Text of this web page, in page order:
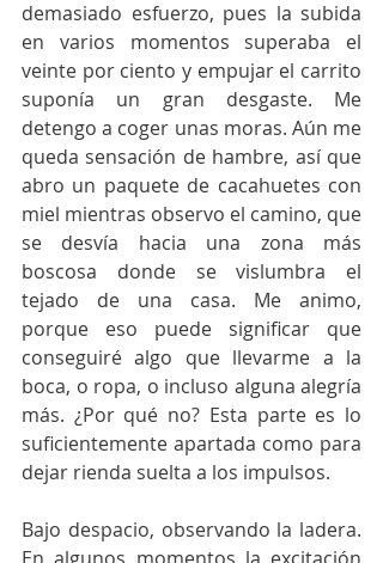
demasiado esfuerzo, pues la subida
en varios momentos superaba el
veinte por ciento y empujar el carrito
suponía un gran desgaste. Me
detengo a coger unas moras. Aún me
queda sensación de hambre, así que
abro un paquete de cacahuetes con
miel mientras observo el camino, que
se desvía hacia una zona más
boscosa donde se vislumbra el
tejado de una casa. Me animo,
porque eso puede significar que
conseguiré algo que llevarme a la
boca, o ropa, o incluso alguna alegría
más. ¿Por qué no? Esta parte es lo
suficientemente apartada como para
dejar rienda suelta a los impulsos.
Bajo despacio, observando la ladera.